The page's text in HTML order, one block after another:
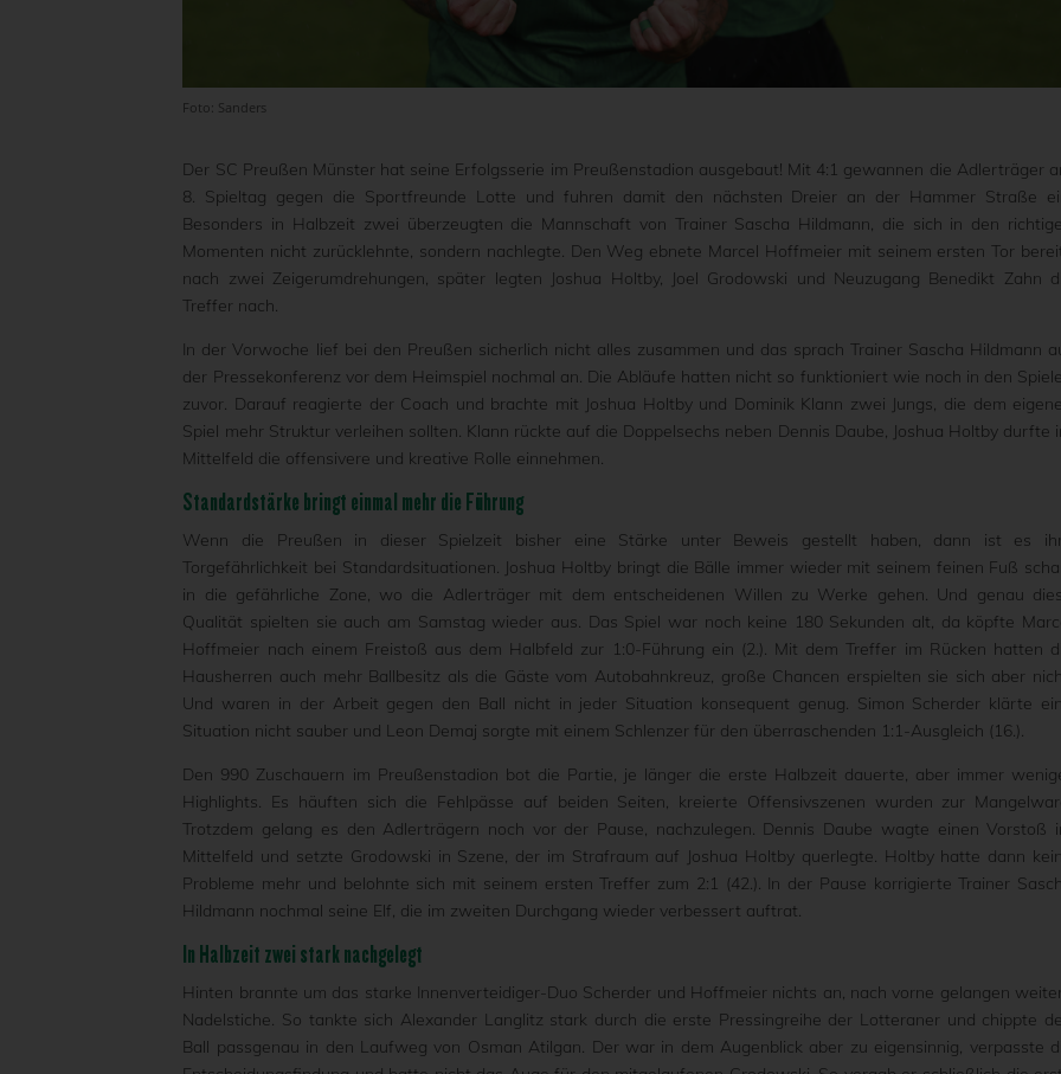
Foto: Sanders
Der SC Preußen Münster hat seine Erfolgsserie im Preußenstadion ausgebaut! Mit 4:1 gewannen die Adlerträger
8. Spieltag gegen die Sportfreunde Lotte und fuhren damit den nächsten Dreier an der Hammer Straße
Besonders in Halbzeit zwei überzeugten die Mannschaft von Trainer Sascha Hildmann, die sich in den
Momenten nicht zurücklehnte, sondern nachlegte. Den Weg ebnete Marcel Hoffmeier mit seinem ersten Tor
nach zwei Zeigerumdrehungen, später legten Joshua Holtby, Joel Grodowski und Neuzugang Benedikt Zahn
Treffer nach.
In der Vorwoche lief bei den Preußen sicherlich nicht alles zusammen und das sprach Trainer Sascha Hildmann
der Pressekonferenz vor dem Heimspiel nochmal an. Die Abläufe hatten nicht so funktioniert wie noch in den
zuvor. Darauf reagierte der Coach und brachte mit Joshua Holtby und Dominik Klann zwei Jungs, die dem
Spiel mehr Struktur verleihen sollten. Klann rückte auf die Doppelsechs neben Dennis Daube, Joshua Holtby durfte
Mittelfeld die offensivere und kreative Rolle einnehmen.
Standardstärke bringt einmal mehr die Führung
Wenn die Preußen in dieser Spielzeit bisher eine Stärke unter Beweis gestellt haben, dann ist es
Torgefährlichkeit bei Standardsituationen. Joshua Holtby bringt die Bälle immer wieder mit seinem feinen Fuß
in die gefährliche Zone, wo die Adlerträger mit dem entscheidenen Willen zu Werke gehen. Und genau
Qualität spielten sie auch am Samstag wieder aus. Das Spiel war noch keine 180 Sekunden alt, da köpfte
Hoffmeier nach einem Freistoß aus dem Halbfeld zur 1:0-Führung ein (2.). Mit dem Treffer im Rücken hatten
Hausherren auch mehr Ballbesitz als die Gäste vom Autobahnkreuz, große Chancen erspielten sie sich aber
Und waren in der Arbeit gegen den Ball nicht in jeder Situation konsequent genug. Simon Scherder klärte
Situation nicht sauber und Leon Demaj sorgte mit einem Schlenzer für den überraschenden 1:1-Ausgleich (16.).
Den 990 Zuschauern im Preußenstadion bot die Partie, je länger die erste Halbzeit dauerte, aber immer
Highlights. Es häuften sich die Fehlpässe auf beiden Seiten, kreierte Offensivszenen wurden zur
Trotzdem gelang es den Adlerträgern noch vor der Pause, nachzulegen. Dennis Daube wagte einen Vorstoß
Mittelfeld und setzte Grodowski in Szene, der im Strafraum auf Joshua Holtby querlegte. Holtby hatte dann
Probleme mehr und belohnte sich mit seinem ersten Treffer zum 2:1 (42.). In der Pause korrigierte Trainer
Hildmann nochmal seine Elf, die im zweiten Durchgang wieder verbessert auftrat.
In Halbzeit zwei stark nachgelegt
Hinten brannte um das starke Innenverteidiger-Duo Scherder und Hoffmeier nichts an, nach vorne gelangen
Nadelstiche. So tankte sich Alexander Langlitz stark durch die erste Pressingreihe der Lotteraner und chippte
Ball passgenau in den Laufweg von Osman Atilgan. Der war in dem Augenblick aber zu eigensinnig, verpasste